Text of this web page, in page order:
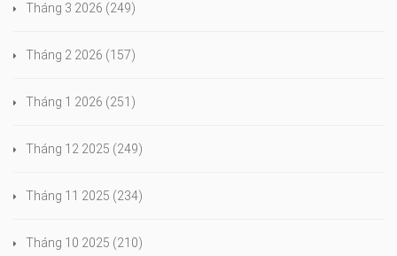
Tháng 3 2026 (249)
Tháng 2 2026 (157)
Tháng 1 2026 (251)
Tháng 12 2025 (249)
Tháng 11 2025 (234)
Tháng 10 2025 (210)